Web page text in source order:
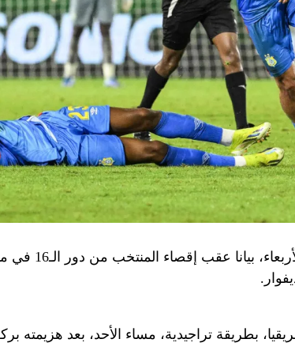
أصدر الاتحاد المصري
بطريقة تراجيدية، مساء الأحد، بعد هزيمته